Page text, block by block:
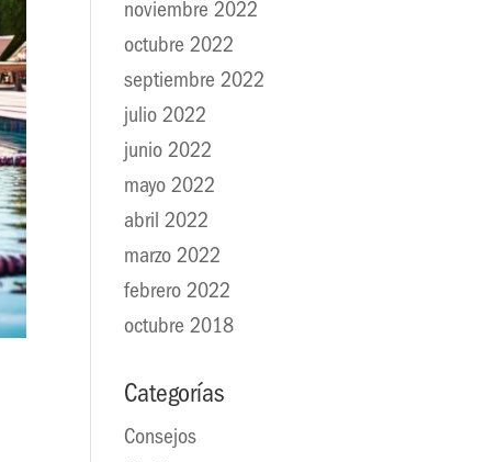
noviembre 2022
octubre 2022
septiembre 2022
julio 2022
junio 2022
mayo 2022
abril 2022
marzo 2022
febrero 2022
octubre 2018
Categorías
Consejos